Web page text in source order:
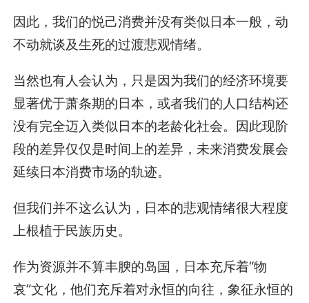
因此，我们的悦己消费并没有类似日本一般，动
不动就谈及生死的过渡悲观情绪。
当然也有人会认为，只是因为我们的经济环境要
显著优于萧条期的日本，或者我们的人口结构还
没有完全迈入类似日本的老龄化社会。因此现阶
段的差异仅仅是时间上的差异，未来消费发展会
延续日本消费市场的轨迹。
但我们并不这么认为，日本的悲观情绪很大程度
上根植于民族历史。
作为资源并不算丰腴的岛国，日本充斥着“物
哀”文化，他们充斥着对永恒的向往，象征永恒的